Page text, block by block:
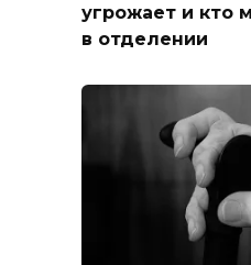
угрожает и кто
в отделении